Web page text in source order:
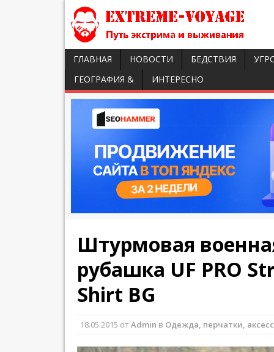
ГЛАВНАЯ НОВОСТИ БЕДСТВИЯ
ГЕОГРАФИЯ &
ИНТЕРЕСНО
Штурмовая
рубашка UF PRO
Shirt BG
18.05.2015 от Admin в Одежда, перчатки,